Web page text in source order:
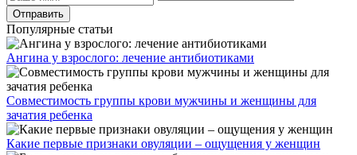
Популярные статьи
Ангина у взрослого: лечение антибиотиками
Совместимость группы крови мужчины и женщины для
зачатия ребенка
Какие первые признаки овуляции – ощущения у женщин